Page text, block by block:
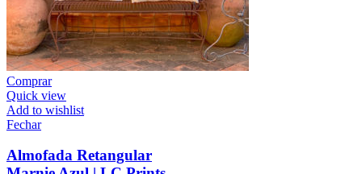
Comprar
Quick view
Add to wishlist
Fechar
Almofada Retangular